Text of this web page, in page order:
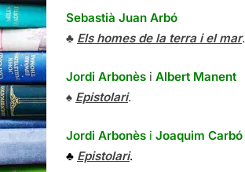
Sebastià Juan Arbó
♣ Els homes de la terra i el mar.
Jordi Arbonès i Albert Manent
♠ Epistolari.
Jordi Arbonès i Joaquim Carbó
♣ Epistolari.